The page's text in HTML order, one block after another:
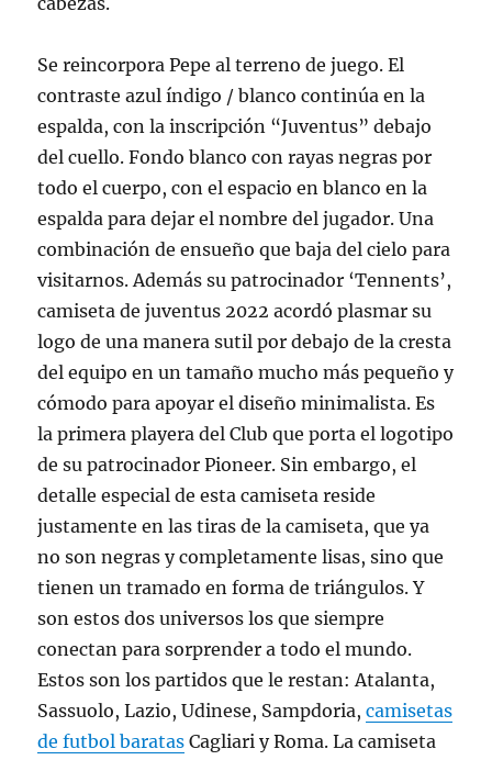
Se reincorpora Pepe al terreno de juego. El
contraste azul índigo / blanco continúa en la
espalda, con la inscripción “Juventus” debajo
del cuello. Fondo blanco con rayas negras por
todo el cuerpo, con el espacio en blanco en la
espalda para dejar el nombre del jugador. Una
combinación de ensueño que baja del cielo para
visitarnos. Además su patrocinador ‘Tennents’,
camiseta de juventus 2022 acordó plasmar su
logo de una manera sutil por debajo de la cresta
del equipo en un tamaño mucho más pequeño y
cómodo para apoyar el diseño minimalista. Es
la primera playera del Club que porta el logotipo
de su patrocinador Pioneer. Sin embargo, el
detalle especial de esta camiseta reside
justamente en las tiras de la camiseta, que ya
no son negras y completamente lisas, sino que
tienen un tramado en forma de triángulos. Y
son estos dos universos los que siempre
conectan para sorprender a todo el mundo.
Estos son los partidos que le restan: Atalanta,
Sassuolo, Lazio, Udinese, Sampdoria,camisetas
de futbol baratas Cagliari y Roma. La camiseta